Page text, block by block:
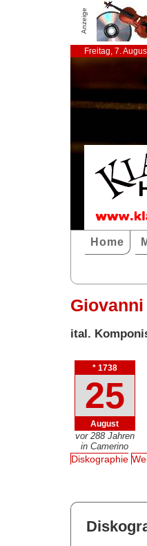
Anzeige
Freitag, 7.
Home
ital.
* 1738
25
August
vor 288 Jahren
in Camerino
Diskographie